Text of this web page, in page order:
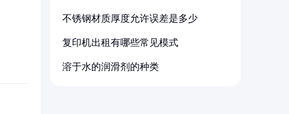
不锈钢材质厚度允许误差是多少
复印机出租有哪些常见模式
溶于水的润滑剂的种类